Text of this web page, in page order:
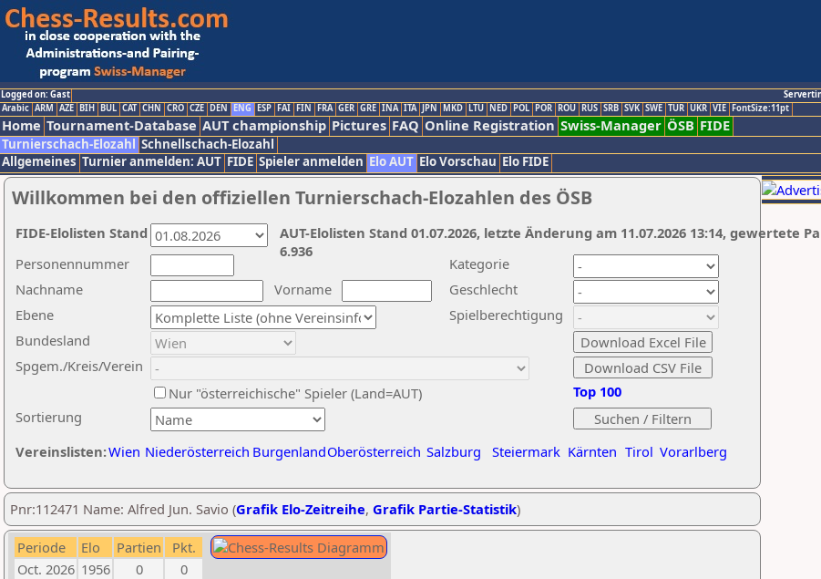
Logged on: Gast
Arabic ARM AZE BIH BUL CAT CHN CRO CZE DEN ENG ESP FAI FIN FRA GER GRE INA ITA JPN MKD LTU NED POL POR ROU RUS SRB SVK SWE TUR UKR VIE FontSize:11pt
Home Tournament-Database AUT championship Pictures FAQ Online Registration Swiss-Manager ÖSB FIDE
Turnierschach-Elozahl Schnellschach-Elozahl
Allgemeines Turnier anmelden: AUT FIDE Spieler anmelden Elo AUT Elo Vorschau Elo FIDE
Willkommen bei den offiziellen Turnierschach-Elozahlen des ÖSB
Nachname
Vorname
Ebene
Kategorie
Sortierung
Personennummer
Bundesland
Spgem./Kreis/Verein
Geschlecht
Nur "österreichische" Spieler (Land=AUT)
Spielberechtigung
Vereinslisten:Wien Niederösterreich BurgenlandOberösterreich Salzburg Steiermark Kärnten Tirol Vorarlberg
Top 100
AUT-Elolisten Stand 01.07.2026, letzte Änderung am 11.07.2026 13:14, gewertete
6.936
FIDE-Elolisten Stand
Pnr:112471 Name: Alfred Jun. Savio (Grafik Elo-Zeitreihe, Grafik Partie-Statistik)
Periode Elo Partien
Pkt.
Oct. 2026 1956 0
0